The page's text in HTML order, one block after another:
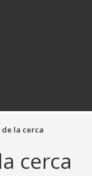
de la cerca
cerca